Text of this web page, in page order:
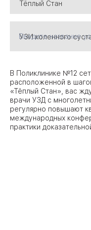
Теплый
Введите название
В Поликлинике №12
расположенной в
«Тёплый Стан», вас
врачи УЗД с
регулярно повышают
международных
практики